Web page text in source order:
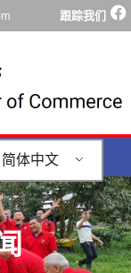
跟踪我们
简体中文